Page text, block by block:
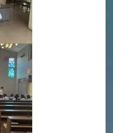
員会
百合学院小学校の一日
学校図書館
in School
学校感染症に関する 報告書・登校